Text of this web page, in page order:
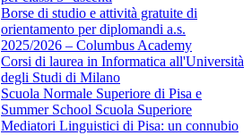
Borse di studio e attività gratuite di
orientamento per diplomandi a.s.
2025/2026 – Columbus Academy
Corsi di laurea in Informatica all'Università
degli Studi di Milano
Scuola Normale Superiore di Pisa e
Summer School Scuola Superiore
Mediatori Linguistici di Pisa: un connubio